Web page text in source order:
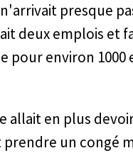
presque
deux emplois et
pour environ
allait en plus
un congé